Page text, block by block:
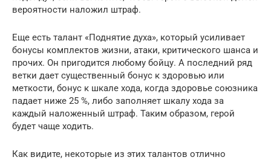
вероятности наложил штраф.
Еще есть талант «Поднятие духа», который усиливает
бонусы комплектов жизни, атаки, критического шанса и
прочих. Он пригодится любому бойцу. А последний ряд
ветки дает существенный бонус к здоровью или
меткости, бонус к шкале хода, когда здоровье союзника
падает ниже 25 %, либо заполняет шкалу хода за
каждый наложенный штраф. Таким образом, герой
будет чаще ходить.
Как видите, некоторые из этих талантов отлично